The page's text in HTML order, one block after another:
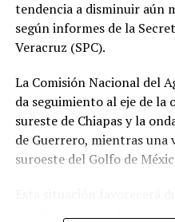
sigue libre y
las
familiar,
El caso ha encendido el
Fiscalía y la impunidad que
responsables de muertes
tendencia a disminuir aún
según informes de la
Veracruz (SPC).
La Comisión Nacional del
da seguimiento al eje de
sureste de Chiapas y la
de Guerrero, mientras una
suroeste del Golfo de